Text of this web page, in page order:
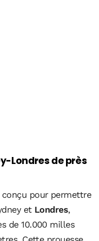
Londres de près
conçu pour permettre
et Londres,
de 10.000 milles